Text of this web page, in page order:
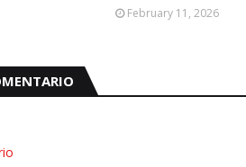
February 11, 2026